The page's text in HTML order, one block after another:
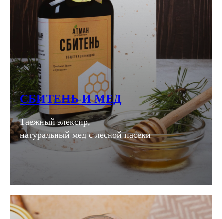
СБИТЕНЬ И МЕД
Таежный элексир,
натуральный мед с лесной пасеки